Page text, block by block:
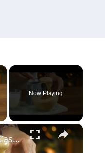
×
Now Playing
×
Café Cremoso Caseiro